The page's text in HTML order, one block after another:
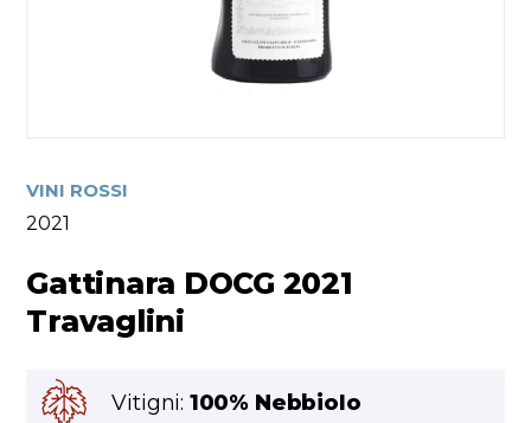
VINI ROSSI
2021
Gattinara DOCG 2021
Travaglini
Vitigni: 100% Nebbiolo